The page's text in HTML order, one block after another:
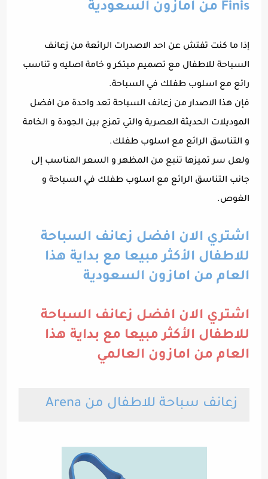
Finis من امازون السعودية
إذا ما كنت تفتش عن احد الاصدرات الرائعة من زعانف
السباحة للاطفال مع تصميم مبتكر و خامة اصليه و تناسب
رائع مع اسلوب طفلك في السباحة.
فإن هذا الاصدار من زعانف السباحة تعد واحدة من افضل
الموديلات الحديثة العصرية والتي تمزج بين الجودة و الخامة
و التناسق الرائع مع اسلوب طفلك.
ولعل سر تميزها تنبع من المظهر و السعر المناسب إلى
جانب التناسق الرائع مع اسلوب طفلك في السباحة و
الغوص.
اشتري الان افضل زعانف السباحة
للاطفال الأكثر مبيعا مع بداية هذا
العام من امازون السعودية
اشتري الان افضل زعانف السباحة
للاطفال الأكثر مبيعا مع بداية هذا
العام من امازون العالمي
زعانف سباحة للاطفال من Arena